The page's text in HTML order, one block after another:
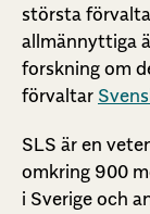
största
allmännyttiga
forskning om
förvaltar
SLS är en
omkring 900
i Sverige och